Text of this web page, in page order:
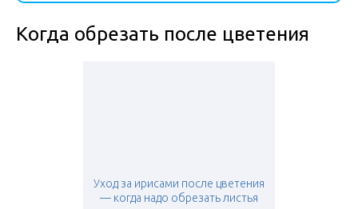
Когда обрезать после цветения
Уход за ирисами после цветения
— когда надо обрезать листья